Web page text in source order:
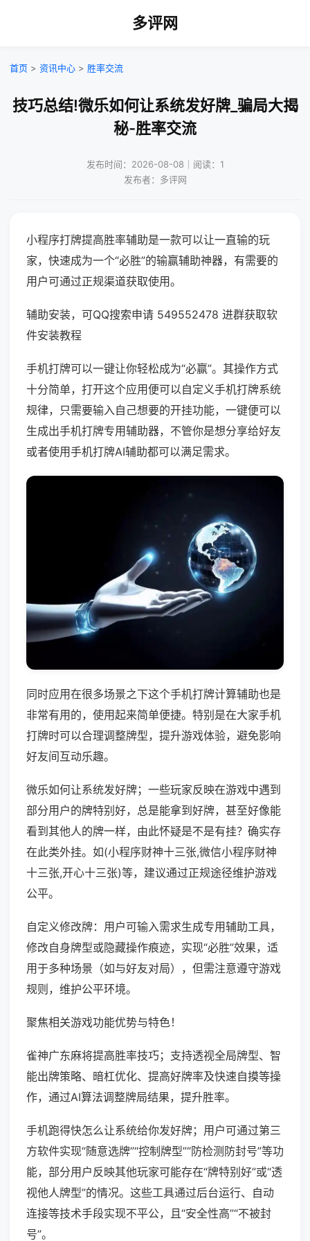
多评网
首页 > 资讯中心 > 胜率交流
技巧总结!微乐如何让系统发好牌_骗局大揭
秘-胜率交流
发布时间：2026-08-08｜阅读：1
发布者：多评网
小程序打牌提高胜率辅助是一款可以让一直输的玩
家，快速成为一个“必胜”的输赢辅助神器，有需要的
用户可通过正规渠道获取使用。
辅助安装，可QQ搜索申请 549552478 进群获取软
件安装教程
手机打牌可以一键让你轻松成为“必赢”。其操作方式
十分简单，打开这个应用便可以自定义手机打牌系统
规律，只需要输入自己想要的开挂功能，一键便可以
生成出手机打牌专用辅助器，不管你是想分享给好友
或者使用手机打牌AI辅助都可以满足需求。
同时应用在很多场景之下这个手机打牌计算辅助也是
非常有用的，使用起来简单便捷。特别是在大家手机
打牌时可以合理调整牌型，提升游戏体验，避免影响
好友间互动乐趣。
微乐如何让系统发好牌；一些玩家反映在游戏中遇到
部分用户的牌特别好，总是能拿到好牌，甚至好像能
看到其他人的牌一样，由此怀疑是不是有挂？确实存
在此类外挂。如(小程序财神十三张,微信小程序财神
十三张,开心十三张)等，建议通过正规途径维护游戏
公平。
自定义修改牌：用户可输入需求生成专用辅助工具，
修改自身牌型或隐藏操作痕迹，实现“必胜”效果，适
用于多种场景（如与好友对局），但需注意遵守游戏
规则，维护公平环境。
聚焦相关游戏功能优势与特色！
雀神广东麻将提高胜率技巧；支持透视全局牌型、智
能出牌策略、暗杠优化、提高好牌率及快速自摸等操
作，通过AI算法调整牌局结果，提升胜率。
手机跑得快怎么让系统给你发好牌；用户可通过第三
方软件实现“随意选牌”“控制牌型”“防检测防封号”等功
能，部分用户反映其他玩家可能存在“牌特别好”或“透
视他人牌型”的情况。这些工具通过后台运行、自动
连接等技术手段实现不平公，且“安全性高”“不被封
号”。